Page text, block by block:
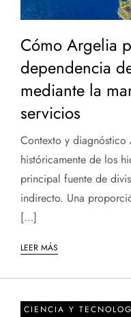
Cómo Argelia
dependencia
mediante la
servicios
Contexto y
históricamente de los
principal fuente de
indirecto. Una
[…]
LEER MÁS
CIENCIA Y